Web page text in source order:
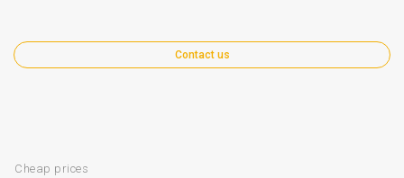
Contact us
Cheap prices